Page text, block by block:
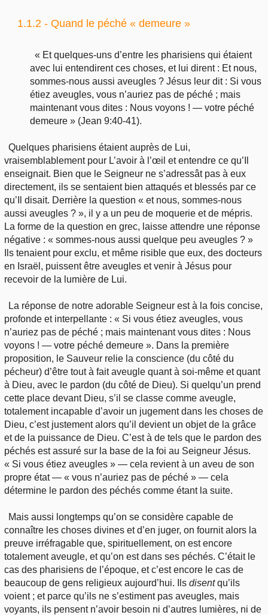
1.1.2 - Quand le péché « demeure »
« Et quelques-uns d’entre les pharisiens qui étaient
avec lui entendirent ces choses, et lui dirent : Et nous,
sommes-nous aussi aveugles ? Jésus leur dit : Si vous
étiez aveugles, vous n’auriez pas de péché ; mais
maintenant vous dites : Nous voyons ! — votre péché
demeure » (Jean 9:40-41).
Quelques pharisiens étaient auprès de Lui,
vraisemblablement pour L’avoir à l’œil et entendre ce qu’Il
enseignait. Bien que le Seigneur ne s’adressât pas à eux
directement, ils se sentaient bien attaqués et blessés par ce
qu’Il disait. Derrière la question « et nous, sommes-nous
aussi aveugles ? », il y a un peu de moquerie et de mépris.
La forme de la question en grec, laisse attendre une réponse
négative : « sommes-nous aussi quelque peu aveugles ? »
Ils tenaient pour exclu, et même risible que eux, des docteurs
en Israël, puissent être aveugles et venir à Jésus pour
recevoir de la lumière de Lui.
La réponse de notre adorable Seigneur est à la fois concise,
profonde et interpellante : « Si vous étiez aveugles, vous
n’auriez pas de péché ; mais maintenant vous dites : Nous
voyons ! — votre péché demeure ». Dans la première
proposition, le Sauveur relie la conscience (du côté du
pécheur) d’être tout à fait aveugle quant à soi-même et quant
à Dieu, avec le pardon (du côté de Dieu). Si quelqu’un prend
cette place devant Dieu, s’il se classe comme aveugle,
totalement incapable d’avoir un jugement dans les choses de
Dieu, c’est justement alors qu’il devient un objet de la grâce
et de la puissance de Dieu. C’est à de tels que le pardon des
péchés est assuré sur la base de la foi au Seigneur Jésus.
« Si vous étiez aveugles » — cela revient à un aveu de son
propre état — « vous n’auriez pas de péché » — cela
détermine le pardon des péchés comme étant la suite.
Mais aussi longtemps qu’on se considère capable de
connaître les choses divines et d’en juger, on fournit alors la
preuve irréfragable que, spirituellement, on est encore
totalement aveugle, et qu’on est dans ses péchés. C’était le
cas des pharisiens de l’époque, et c’est encore le cas de
beaucoup de gens religieux aujourd’hui. Ils disentqu’ils
voient ; et parce qu’ils ne s’estiment pas aveugles, mais
voyants, ils pensent n’avoir besoin ni d’autres lumières, ni de